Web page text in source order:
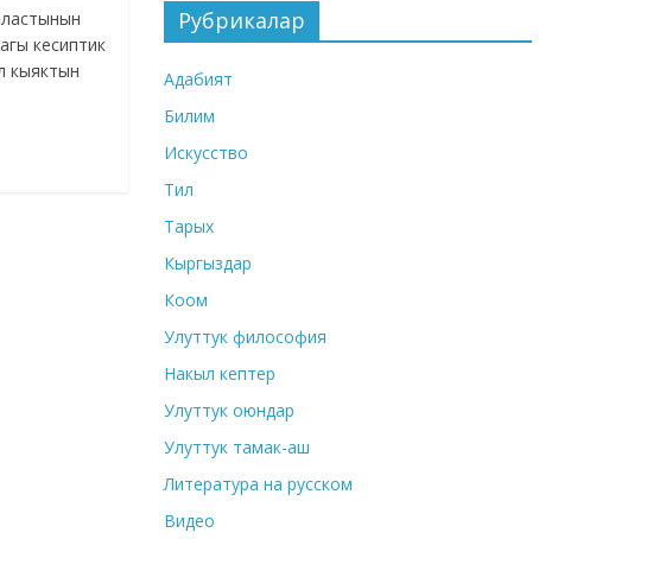
кесиптик
кыяктын
Рубрикалар
Адабият
Билим
Искусство
Тил
Тарых
Кыргыздар
Коом
Улуттук философия
Накыл кептер
Улуттук оюндар
Улуттук тамак-аш
Литература на русском
Видео